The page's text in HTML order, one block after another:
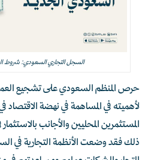
السجل التجاري السعودي: شروط
حرص المنظم السعودي على تشجيع العمل
لأهميته في المساهمة في نهضة الاقتصاد
المستثمرين المحليين والأجانب
ذلك فقد وضعت الأنظمة التجارية في